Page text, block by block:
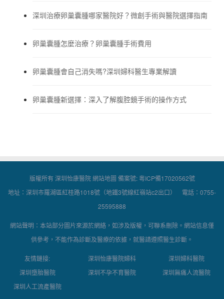
深圳治療卵巢囊腫哪家醫院好？微創手術與醫院選擇指南
卵巢囊腫怎麼治療？卵巢囊腫手術費用
卵巢囊腫會自己消失嗎?深圳婦科醫生專業解讀
卵巢囊腫新選擇：深入了解腹腔鏡手術的操作方式
版權所有 深圳怡康醫院網站地圖 備案號:粵ICP備17020562號
地址：深圳市羅湖區紅桂路1018號（地鐵3號線紅嶺站c2出口） 電話：0755-
25595888
網站聲明：本站部分圖片來源於網絡，如涉及版權，可聯系刪除。網站信息僅
供參考，不能作為診斷及醫療的依據，就醫請遵照醫生診斷。
友情鏈接: 深圳怡康醫院婦科
深圳婦科醫院
深圳墮胎醫院
深圳不孕不育醫院
深圳無痛人流醫院
深圳人工流產醫院